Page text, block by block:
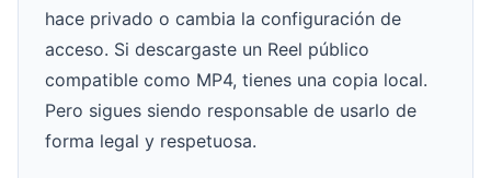
hace privado o cambia la configuración de
acceso. Si descargaste un Reel público
compatible como MP4, tienes una copia local.
Pero sigues siendo responsable de usarlo de
forma legal y respetuosa.